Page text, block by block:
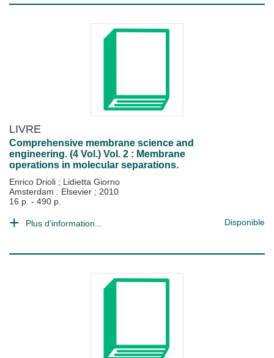
LIVRE
Comprehensive membrane science and
engineering. (4 Vol.) Vol. 2 : Membrane
operations in molecular separations.
Enrico Drioli ; Lidietta Giorno
Amsterdam : Elsevier ; 2010
16 p. - 490 p.
Plus d'information... Disponible